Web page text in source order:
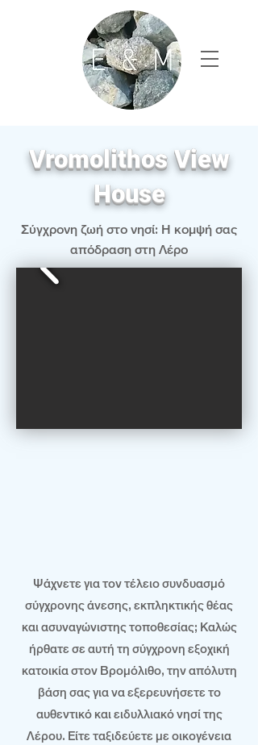
Vromolithos View
House
Σύγχρονη ζωή στο νησί: Η κομψή σας
απόδραση στη Λέρο
Ψάχνετε για τον τέλειο συνδυασμό
σύγχρονης άνεσης, εκπληκτικής θέας
και ασυναγώνιστης τοποθεσίας; Καλώς
ήρθατε σε αυτή τη σύγχρονη εξοχική
κατοικία στον Βρομόλιθο, την απόλυτη
βάση σας για να εξερευνήσετε το
αυθεντικό και ειδυλλιακό νησί της
Λέρου. Είτε ταξιδεύετε με οικογένεια